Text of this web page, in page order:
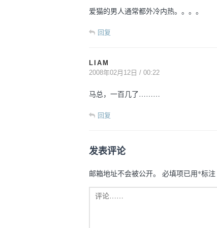
爱猫的男人通常都外冷内热。。。。
回复
LIAM
2008年02月12日 / 00:22
马总，一百几了………
回复
发表评论
邮箱地址不会被公开。 必填项已用*标注